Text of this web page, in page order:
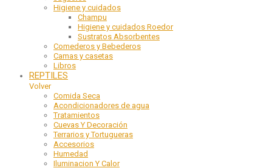
Higiene y cuidados
Champu
Higiene y cuidados Roedor
Sustratos Absorbentes
Comederos y Bebederos
Camas y casetas
Libros
REPTILES
Volver
Comida Seca
Acondicionadores de agua
Tratamientos
Cuevas Y Decoración
Terrarios y Tortugueras
Accesorios
Humedad
Iluminacion Y Calor